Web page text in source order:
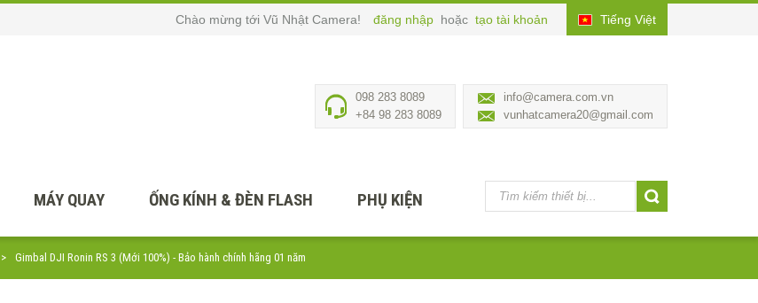
Tiếng Việt
Chào mừng tới Vũ Nhật Camera! đăng nhập hoặc tạo tài khoản
info@camera.com.vn
vunhatcamera20@gmail.com
098 283 8089
+84 98 283 8089
MÁY QUAY ỐNG KÍNH & ĐÈN FLASH PHỤ KIỆN
Gimbal DJI Ronin RS 3 (Mới 100%) - Bảo hành chính hãng 01 năm